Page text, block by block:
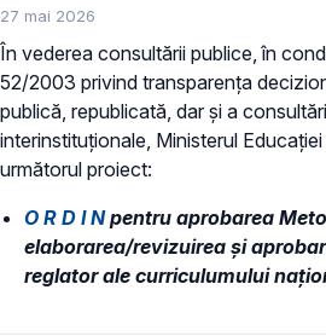
27 mai 2026
În vederea consultării publice, în
52/2003 privind transparenţa
publică, republicată, dar și a
interinstituționale, Ministerul
următorul proiect:
O R D I Npentru aprobarea
elaborarea/revizuirea și
reglator ale curriculumului